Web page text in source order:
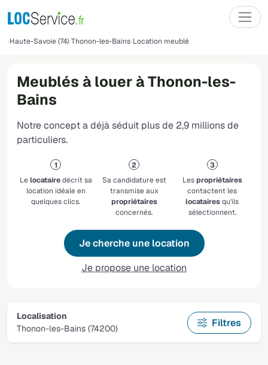
Haute-Savoie (74) Thonon-les-Bains Location meublé
Meublés à louer à Thonon-les-
Bains
Notre concept a déjà séduit plus de 2,9 millions de
particuliers.
Lelocatairedécrit sa
location idéale en
quelques clics.
Sa candidature est
transmise aux
propriétaires
concernés.
Lespropriétaires
contactent les
locatairesqu'ils
sélectionnent.
Je cherche une location
Je propose une location
Localisation
Thonon-les-Bains (74200)
Filtres